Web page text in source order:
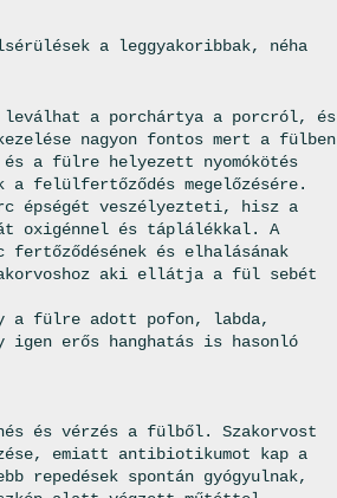
a leggyakoribbak, néha
leválhat a porchártya a porcról, és
nagyon fontos mert a fülben
a fülre helyezett nyomókötés
felülfertőződés megelőzésére.
épségét veszélyezteti, hisz a
oxigénnel és táplálékkal. A
és elhalásának
aki ellátja a fül sebét
a fülre adott pofon, labda,
igen erős hanghatás is hasonló
és vérzés a fülből. Szakorvost
emiatt antibiotikumot kap a
spontán gyógyulnak,